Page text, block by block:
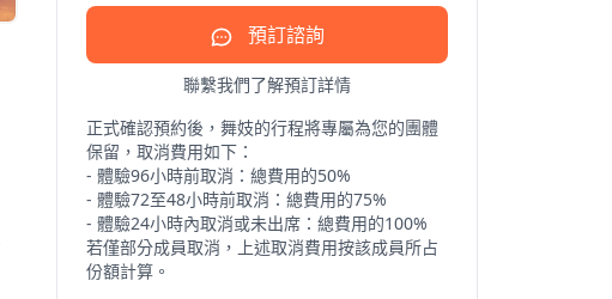
預訂諮詢
聯繫我們了解預訂詳情
正式確認預約後，舞妓的行程將專屬為您的團體
保留，取消費用如下：
- 體驗96小時前取消：總費用的50%
- 體驗72至48小時前取消：總費用的75%
- 體驗24小時內取消或未出席：總費用的100%
若僅部分成員取消，上述取消費用按該成員所占